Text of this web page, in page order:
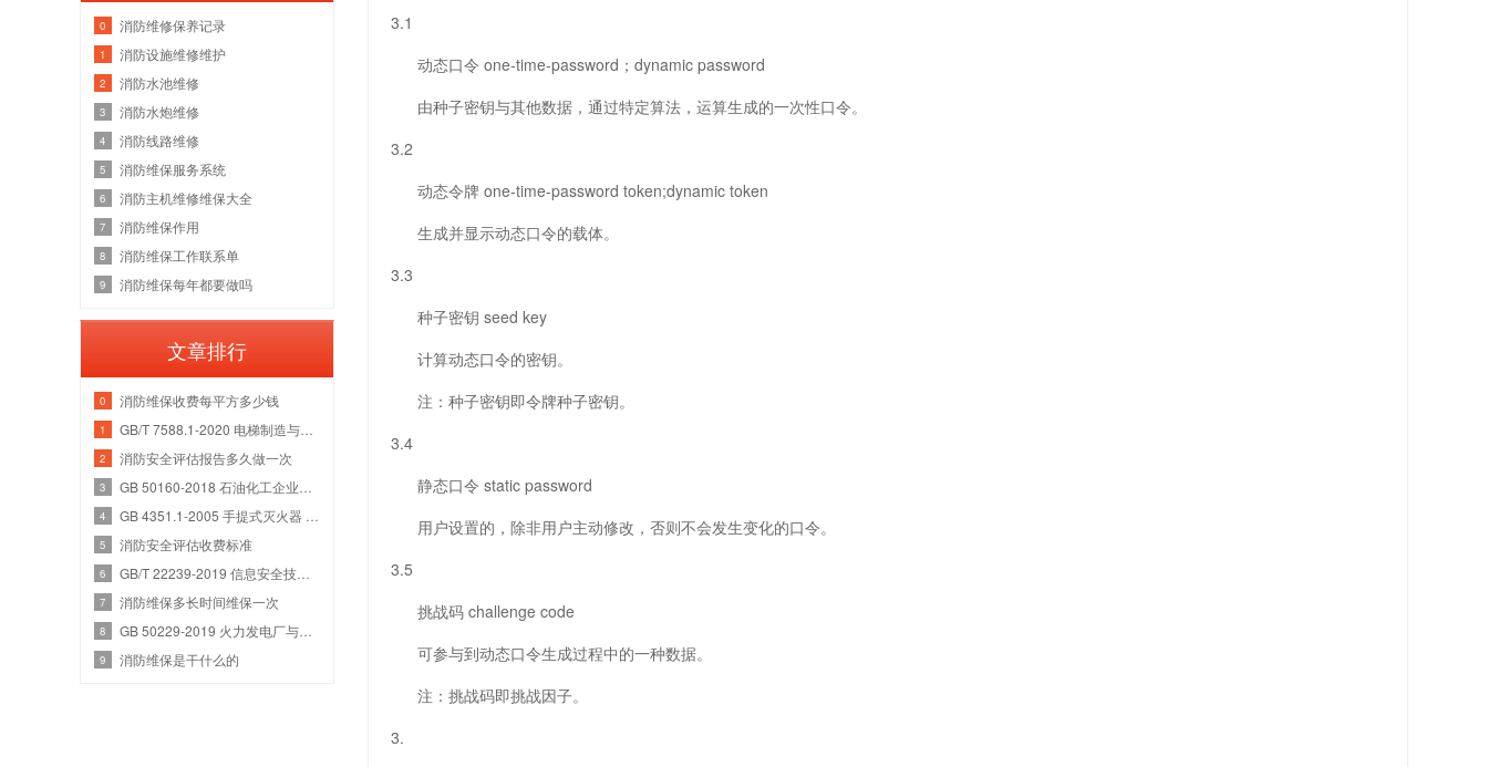
3.1
动态口令 one-time-password；dynamic password
由种子密钥与其他数据，通过特定算法，运算生成的一次性口令。
3.2
动态令牌 one-time-password token;dynamic token
生成并显示动态口令的载体。
3.3
种子密钥 seed key
计算动态口令的密钥。
注：种子密钥即令牌种子密钥。
3.4
静态口令 static password
用户设置的，除非用户主动修改，否则不会发生变化的口令。
3.5
挑战码 challenge code
可参与到动态口令生成过程中的一种数据。
注：挑战码即挑战因子。
3.
0 消防维修保养记录
1 消防设施维修维护
2 消防水池维修
3 消防水炮维修
4 消防线路维修
5 消防维保服务系统
6 消防主机维修维保大全
7 消防维保作用
8 消防维保工作联系单
9 消防维保每年都要做吗
文章排行
0 消防维保收费每平方多少钱
1
2 消防安全评估报告多久做一次
3
4
5 消防安全评估收费标准
6
7 消防维保多长时间维保一次
8
9 消防维保是干什么的